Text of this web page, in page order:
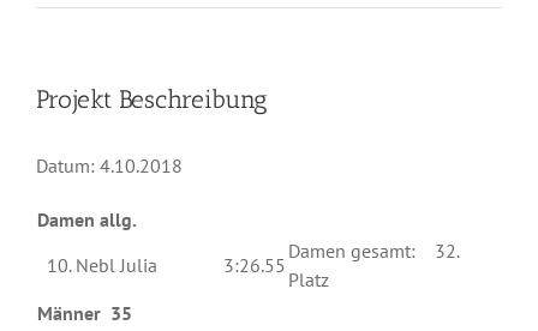
Projekt Beschreibung
Datum: 4.10.2018
Damen allg.
10. Nebl Julia
3:26.55
Damen gesamt: 32.
Platz
Männer 35